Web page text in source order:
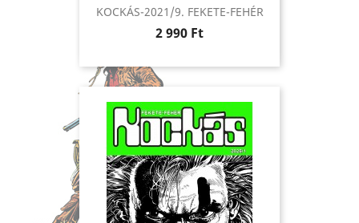
KOCKÁS-2021/9. FEKETE-FEHÉR
Ár
2 990 Ft